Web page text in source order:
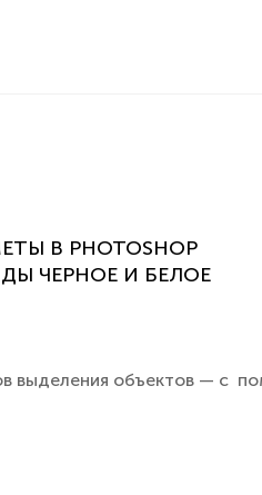
В PHOTOSHOP
ЧЕРНОЕ И БЕЛОЕ
выделения объектов — с